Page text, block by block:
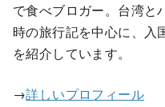
で食べブロガー。台湾と
時の旅行記を中心に、入
を紹介しています。
→詳しいプロフィール